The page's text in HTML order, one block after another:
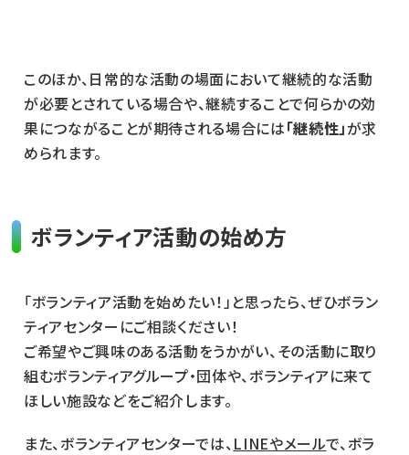
このほか、日常的な活動の場面において継続的な活動
が必要とされている場合や、継続することで何らかの効
果につながることが期待される場合には「継続性」が求
められます。
ボランティア活動の始め方
「ボランティア活動を始めたい！」と思ったら、ぜひボラン
ティアセンターにご相談ください！
ご希望やご興味のある活動をうかがい、その活動に取り
組むボランティアグループ・団体や、ボランティアに来て
ほしい施設などをご紹介します。
また、ボランティアセンターでは、LINEやメールで、ボラ